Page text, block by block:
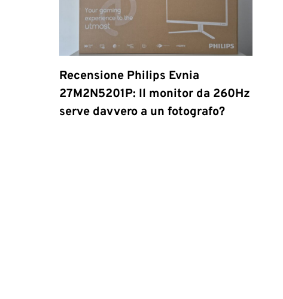
Recensione Philips Evnia
27M2N5201P: Il monitor da 260Hz
serve davvero a un fotografo?